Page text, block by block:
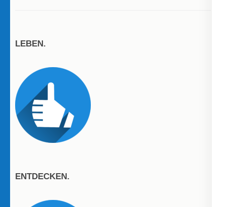
LEBEN.
ENTDECKEN.